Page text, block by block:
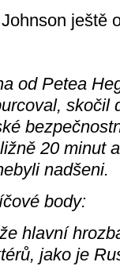
ještě
od Petea
skočil
20 minut
nadšeni.
body:
hlavní
jako je